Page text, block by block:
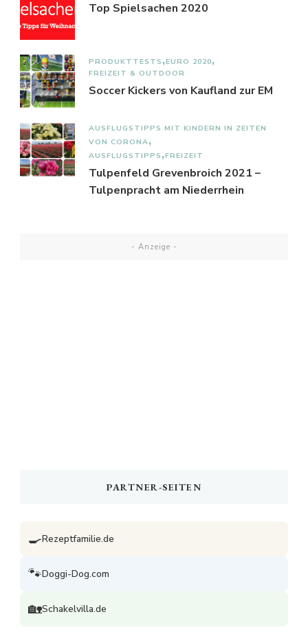
Top Spielsachen 2020
PRODUKTTESTS EURO 2020
FREIZEIT & OUTDOOR
Soccer Kickers von Kaufland zur EM
AUSFLUGSTIPPS MIT KINDERN IN ZEITEN
VON CORONA
AUSFLUGSTIPPS FREIZEIT
Tulpenfeld Grevenbroich 2021 –
Tulpenpracht am Niederrhein
- Anzeige -
PARTNER-SEITEN
🍳Rezeptfamilie.de
🐾Doggi-Dog.com
🏡Schakelvilla.de